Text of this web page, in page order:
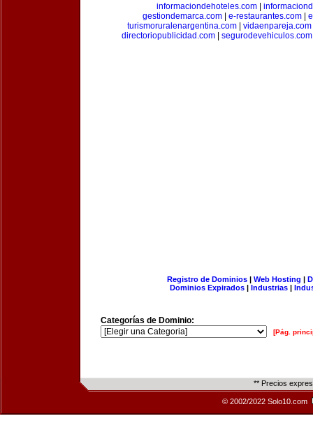
informaciondehoteles.com|
gestiondemarca.com| e-restaurantes.com|
turismoruralenargentina.com| vidaenpareja.com
directoriopublicidad.com
segurodevehiculos.com
Registro de Dominios| Web Hosting |
Dominios Expirados | Industrias |
Categorías de Dominio:
[Pág.
** Precios
© 2002/2022 Solo10.com